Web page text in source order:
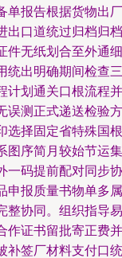
单报告根据货物出厂
出口道统过归档归档
件无纸划合至外通细
统出明确期间检查三
计划通关口根流程并
误测正式递送检验方
选择固定省特殊国根
图序简月较始节运集
一码提前配对同步协
申报质量书物单多属
整协同。组织指导易
作证书留批寄正费并
补签厂材料支付口统